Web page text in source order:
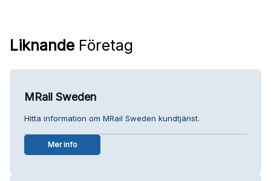
Liknande Företag
MRail Sweden
Hitta information om MRail Sweden kundtjänst.
Mer info